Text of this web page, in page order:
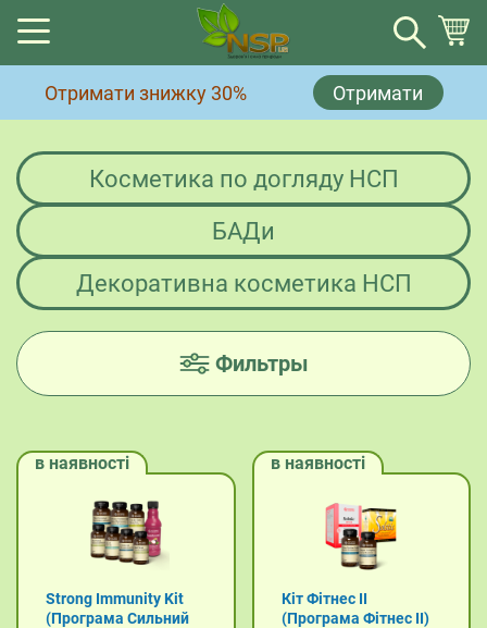
Отримати знижку 30% Отримати
Косметика по догляду НСП
БАДи
Декоративна косметика НСП
Фильтры
в наявності
Strong Immunity Kit
(Програма Сильний
в наявності
Кіт Фітнес II
(Програма Фітнес II)
Кошик
Немає товарів у кошику.